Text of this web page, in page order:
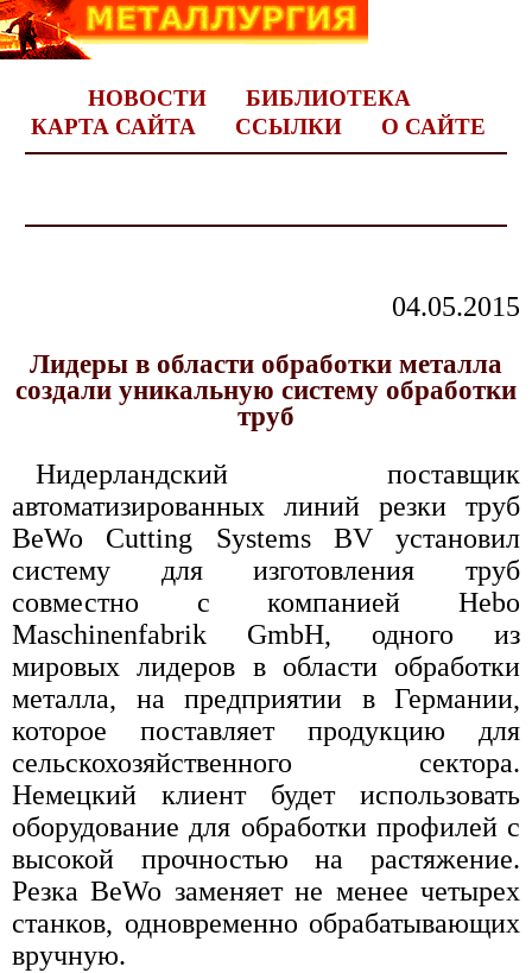
НОВОСТИ
БИБЛИОТЕКА
КАРТА САЙТА
ССЫЛКИ О САЙТЕ
04.05.2015
Лидеры в области обработки металла
создали уникальную систему обработки
труб
Нидерландский поставщик
автоматизированных линий резки труб
BeWo Cutting Systems BV установил
систему для изготовления труб
совместно с компанией Hebo
Maschinenfabrik GmbH, одного из
мировых лидеров в области обработки
металла, на предприятии в Германии,
которое поставляет продукцию для
сельскохозяйственного сектора.
Немецкий клиент будет использовать
оборудование для обработки профилей с
высокой прочностью на растяжение.
Резка BeWo заменяет не менее четырех
станков, одновременно обрабатывающих
вручную.